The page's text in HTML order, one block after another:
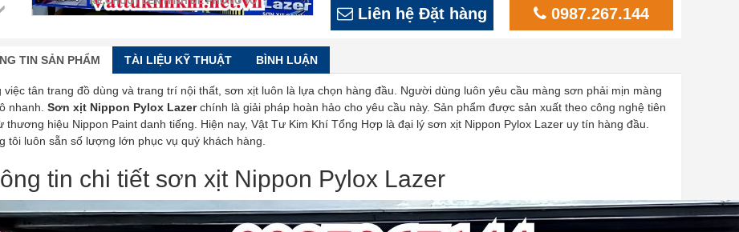
Liên hệ Đặt hàng 0987.267.144
TIN SẢN PHẨM TÀI LIỆU KỸ THUẬT BÌNH LUẬN
việc tân trang đồ dùng và trang trí nội thất, sơn xịt luôn là lựa chọn hàng đầu. Người dùng luôn yêu cầu màng sơn phải mịn màng
nhanh. Sơn xịt Nippon Pylox Lazerchính là giải pháp hoàn hảo cho yêu cầu này. Sản phẩm được sản xuất theo công nghệ tiên
thương hiệu Nippon Paint danh tiếng. Hiện nay, Vật Tư Kim Khí Tổng Hợp là đại lý sơn xịt Nippon Pylox Lazer uy tín hàng đầu.
tôi luôn sẵn số lượng lớn phục vụ quý khách hàng.
tin chi tiết sơn xịt Nippon Pylox Lazer